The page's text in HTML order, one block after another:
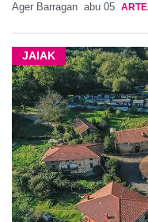
Ager Barragan abu 05
JAIAK